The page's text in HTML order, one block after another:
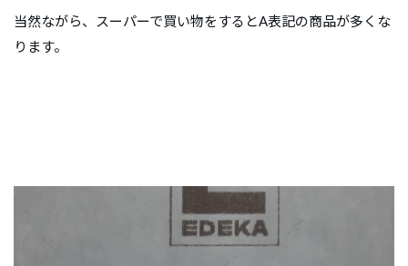
当然ながら、スーパーで買い物をするとA表記の商品が多くな
ります。